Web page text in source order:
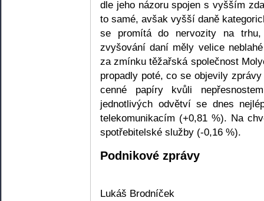
dle jeho názoru spojen s vyšším
to samé, avšak vyšší daně
se promítá do nervozity na
zvyšování daní měly velice
za zmínku těžařská společnost
propadly poté, co se objevily
cenné papíry kvůli
jednotlivých odvětví se dnes
telekomunikacím (+0,81 %). Na
spotřebitelské služby (-0,16 %).
Podnikové zprávy
Lukáš Brodníček